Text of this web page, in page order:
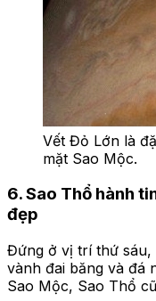
Vết Đỏ Lớn là
mặt Sao Mộc.
6. Sao Thổ hành
đẹp
Đứng ở vị trí thứ sáu,
vành đai băng và đá
Sao Mộc, Sao Thổ